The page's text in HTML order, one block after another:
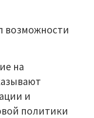
на
и
политики